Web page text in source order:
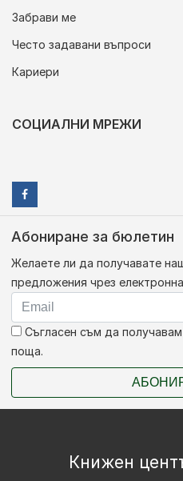
Забрави ме
Често задавани въпроси
Кариери
СОЦИАЛНИ МРЕЖИ
Абониране за бюлетин
Желаете ли да получавате
предложения чрез
Съгласен съм да
поща.
Книжен